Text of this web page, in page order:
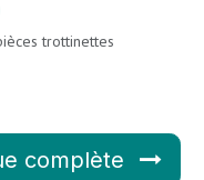
trottinettes
complète